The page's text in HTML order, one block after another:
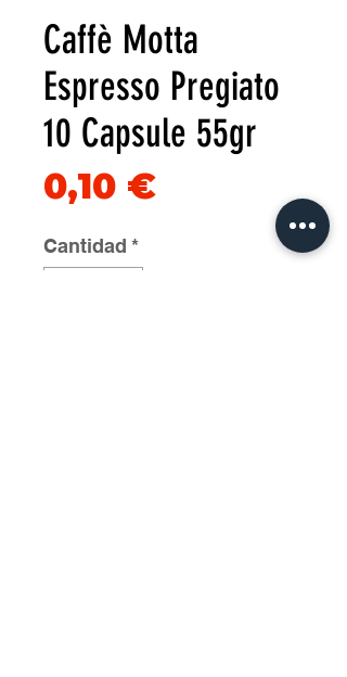
Caffè Motta
Espresso Pregiato
10 Capsule 55gr
0,10 €Precio
Cantidad *